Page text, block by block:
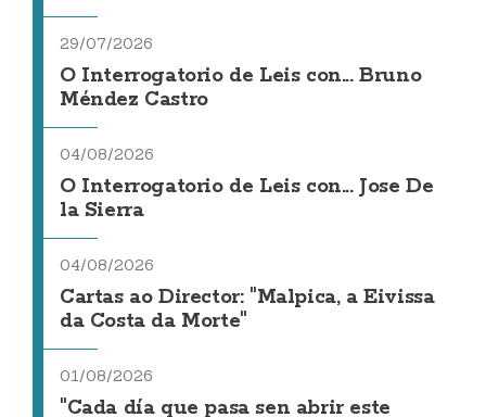
29/07/2026
O Interrogatorio de Leis con... Bruno
Méndez Castro
04/08/2026
O Interrogatorio de Leis con... Jose De
la Sierra
04/08/2026
Cartas ao Director: "Malpica, a Eivissa
da Costa da Morte"
01/08/2026
"Cada día que pasa sen abrir este